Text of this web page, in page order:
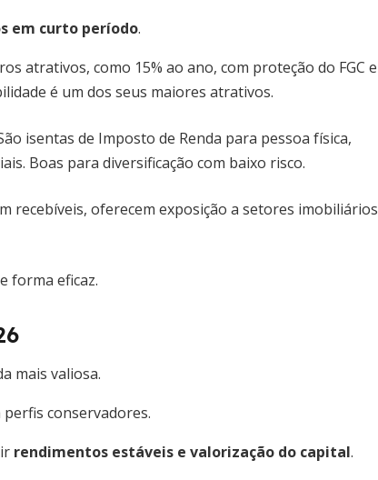
em curto período.
atrativos, como 15% ao ano, com proteção do FGC e
é um dos seus maiores atrativos.
isentas de Imposto de Renda para pessoa física,
Boas para diversificação com baixo risco.
recebíveis, oferecem exposição a setores imobiliários
forma eficaz.
mais valiosa.
conservadores.
rendimentos estáveis e valorização do capital.